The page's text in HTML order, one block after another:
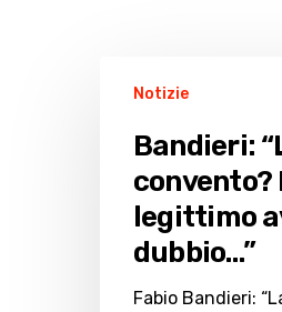
convento?
Ecco
perché
legittimo
Notizie
Bandieri:
convento?
legittimo
dubbio…”
Fabio Bandieri: